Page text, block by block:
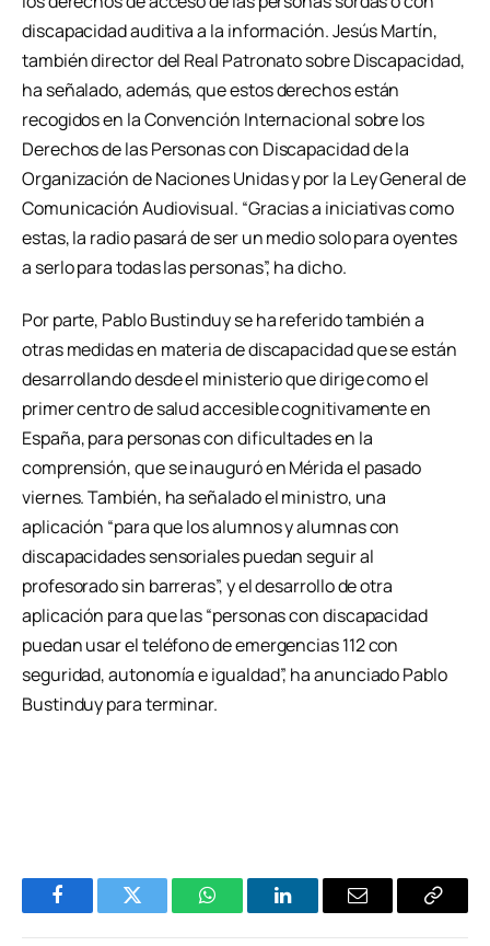
discapacidad auditiva a la información. Jesús Martín,
también director del Real Patronato sobre Discapacidad,
ha señalado, además, que estos derechos están
recogidos en la Convención Internacional sobre los
Derechos de las Personas con Discapacidad de la
Organización de Naciones Unidas y por la Ley General de
Comunicación Audiovisual. “Gracias a iniciativas como
estas, la radio pasará de ser un medio solo para oyentes
a serlo para todas las personas”, ha dicho.
Por parte, Pablo Bustinduy se ha referido también a
otras medidas en materia de discapacidad que se están
desarrollando desde el ministerio que dirige como el
primer centro de salud accesible cognitivamente en
España, para personas con dificultades en la
comprensión, que se inauguró en Mérida el pasado
viernes. También, ha señalado el ministro, una
aplicación “para que los alumnos y alumnas con
discapacidades sensoriales puedan seguir al
profesorado sin barreras”, y el desarrollo de otra
aplicación para que las “personas con discapacidad
puedan usar el teléfono de emergencias 112 con
seguridad, autonomía e igualdad”, ha anunciado Pablo
Bustinduy para terminar.
FacebookTwitter WhatsAppLinkedInEmail
Copiar